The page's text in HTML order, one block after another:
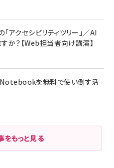
アクセシビリティツリー」／AI
か？【Web担当者向け講演】
Notebookを無料で使い倒す活
をもっと見る